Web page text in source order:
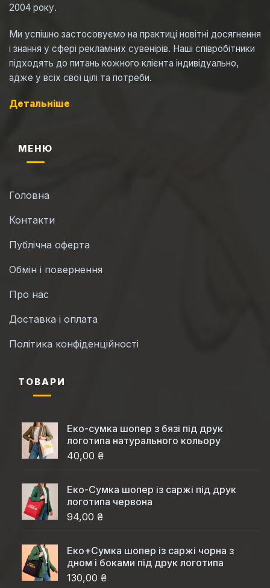
2004 року.
Ми успішно застосовуємо на практиці новітні досягнення
і знання у сфері рекламних сувенірів. Наші співробітники
підходять до питань кожного клієнта індивідуально,
адже у всіх свої цілі та потреби.
Детальніше
МЕНЮ
Головна
Контакти
Публічна оферта
Обмін і повернення
Про нас
Доставка і оплата
Політика конфіденційності
ТОВАРИ
Еко-сумка шопер з бязі під друк
логотипа натурального кольору
40,00 ₴
Еко-Cумка шопер із саржі під друк
логотипа червона
94,00 ₴
Еко+Сумка шопер із саржі чорна з
дном і боками під друк логотипа
130,00 ₴